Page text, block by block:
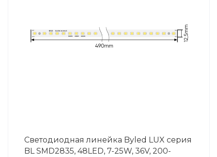
Светодиодная линейка Byled LUX серия
BL SMD2835, 48LED, 7-25W, 36V, 200-